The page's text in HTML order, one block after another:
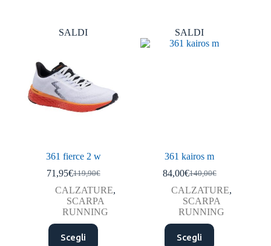
SALDI
361 fierce 2 w
119,90€
Il
prezzo
originale
era:
119,90€.
71,95€Il
prezzo
attuale
è:
71,95€.
CALZATURE,
SCARPA
RUNNING
Scegli
Questo
prodotto
SALDI
361 kairos m
140,00€
Il
prezzo
originale
era:
140,00€.
84,00€Il
prezzo
attuale
è:
84,00€.
CALZATURE,
SCARPA
RUNNING
Scegli
Questo
prodotto